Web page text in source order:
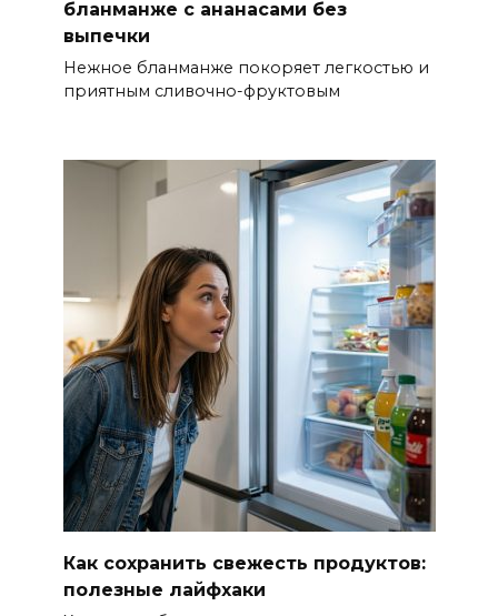
бланманже с ананасами без
выпечки
Нежное бланманже покоряет легкостью и
приятным сливочно-фруктовым
Как сохранить свежесть продуктов:
полезные лайфхаки